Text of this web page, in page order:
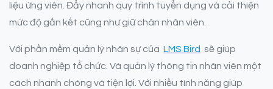
liệu ứng viên. Đẩy nhanh quy trình tuyển dụng và cải thiện
mức độ gắn kết cũng như giữ chân nhân viên.
Với phần mềm quản lý nhân sự của LMS Bird sẽ giúp
doanh nghiệp tổ chức. Và quản lý thông tin nhân viên một
cách nhanh chóng và tiện lợi. Với nhiều tính năng giúp